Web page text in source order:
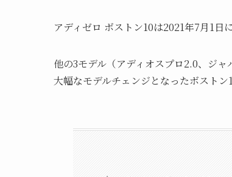
アディゼロ ボストン10は2021年7月1日
他の3モデル（アディオスプロ2.0、ジ
大幅なモデルチェンジとなったボスト